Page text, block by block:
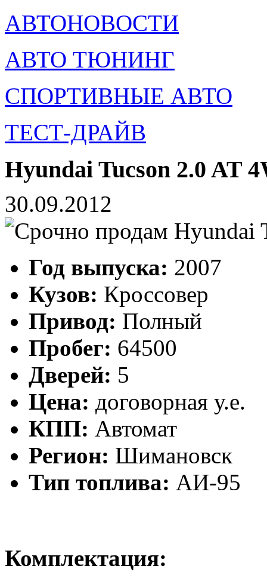
АВТОНОВОСТИ
АВТО ТЮНИНГ
СПОРТИВНЫЕ АВТО
ТЕСТ-ДРАЙВ
Hyundai Tucson 2.0 AT
30.09.2012
Год выпуска: 2007
Кузов: Кроссовер
Привод: Полный
Пробег: 64500
Дверей: 5
Цена: договорная у.е.
КПП: Автомат
Регион: Шимановск
Тип топлива: АИ-95
Комплектация: